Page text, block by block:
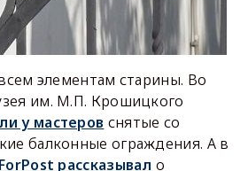
элементам старины. Во
им. М.П. Крошицкого
у мастеров снятые со
балконные ограждения. А в
ForPost рассказывал о